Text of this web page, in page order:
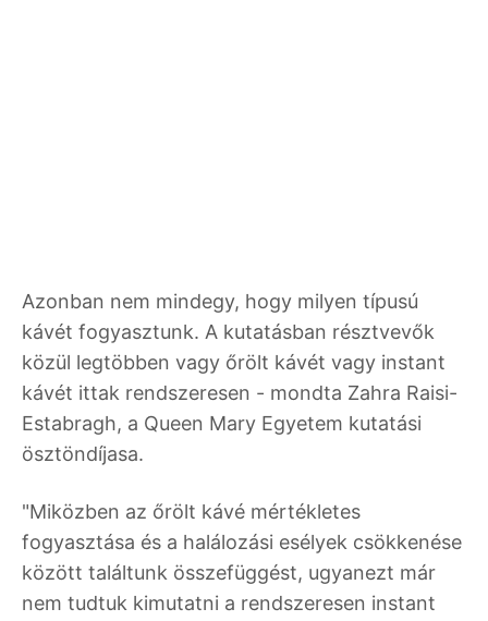
Azonban nem mindegy, hogy milyen típusú
kávét fogyasztunk. A kutatásban résztvevők
közül legtöbben vagy őrölt kávét vagy instant
kávét ittak rendszeresen - mondta Zahra Raisi-
Estabragh, a Queen Mary Egyetem kutatási
ösztöndíjasa.
"Miközben az őrölt kávé mértékletes
fogyasztása és a halálozási esélyek csökkenése
között találtunk összefüggést, ugyanezt már
nem tudtuk kimutatni a rendszeresen instant